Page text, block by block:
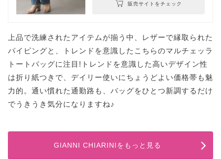
販売サイトをチェック
上品で洗練されたアイテムが揃う中、レザーで縁取られた
パイピングと、トレンドを意識したこちらのマルチェッラ
トートバッグに注目!トレンドを意識した高いデザイン性
は折り紙つきで、デイリー使いにちょうどよい価格帯も魅
力的。通い慣れた通勤路も、バッグをひとつ新調するだけ
でうきうき気分になりますね♪
GIANNI CHIARINIをもっと見る